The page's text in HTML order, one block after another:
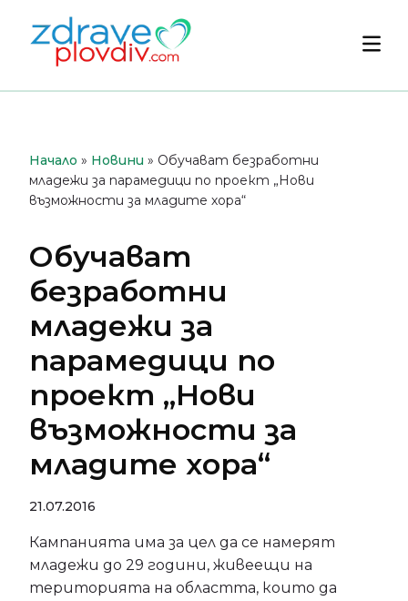
съдържанието
Начало » Новини » Обучават безработни
младежи за парамедици по проект „Нови
възможности за младите хора“
Обучават
безработни
младежи за
парамедици по
проект „Нови
възможности за
младите хора“
21.07.2016
Кампанията има за цел да се намерят
младежи до 29 години, живеещи на
територията на областта, които да